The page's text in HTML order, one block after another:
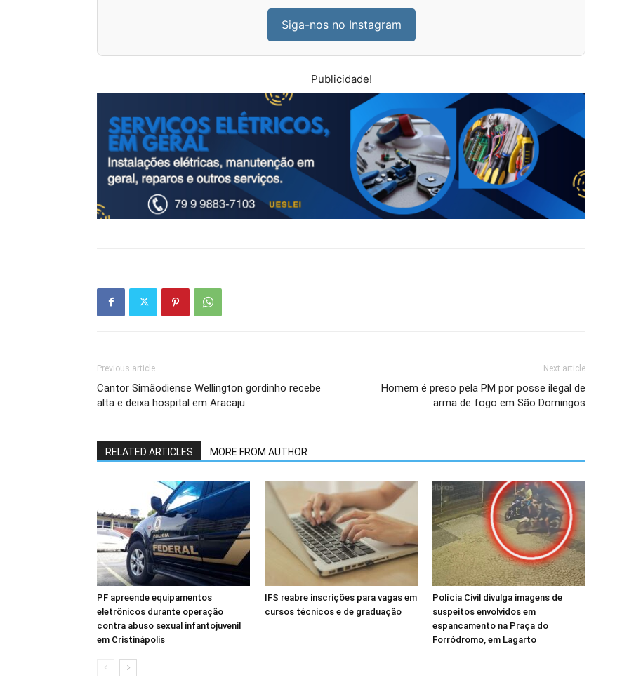
Siga-nos no Instagram
Publicidade!
Previous article
Cantor Simãodiense Wellington gordinho recebe
alta e deixa hospital em Aracaju
Next article
Homem é preso pela PM por posse ilegal de
arma de fogo em São Domingos
RELATED ARTICLES MORE FROM AUTHOR
PF apreende equipamentos
eletrônicos durante operação
contra abuso sexual infantojuvenil
em Cristinápolis
IFS reabre inscrições para vagas em
cursos técnicos e de graduação
Polícia Civil divulga imagens de
suspeitos envolvidos em
espancamento na Praça do
Forródromo, em Lagarto